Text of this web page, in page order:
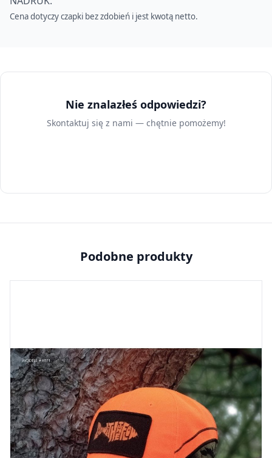
Cena dotyczy czapki bez zdobień i jest kwotą netto.
Nie znalazłeś odpowiedzi?
Skontaktuj się z nami — chętnie pomożemy!
Podobne produkty